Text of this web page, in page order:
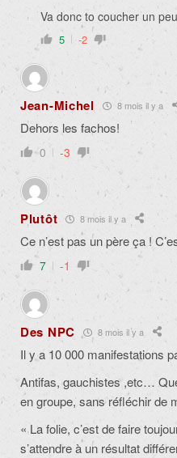
Va donc to coucher un
5 -2
Jean-Michel 8 mois il y a
Dehors les fachos!
0 -3
Plutôt 8 mois il y a
Ce n’est pas un père ça !
7 -1
Des NPC 8 mois il y a
Il y a 10 000 manifestations
Antifas, gauchistes ,etc…
en groupe, sans réfléchir de
« La folie, c’est de faire
s’attendre à un résultat